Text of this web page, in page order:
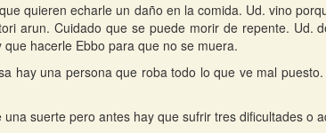
quieren echarle un daño en la comida. Ud. vino
arun. Cuidado que se puede morir de repente. Ud.
que hacerle Ebbo para que no se muera.
hay una persona que roba todo lo que ve mal
una suerte pero antes hay que sufrir tres dificultades o